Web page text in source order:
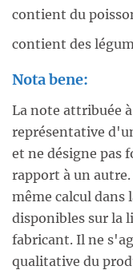
contient du
contient des
Nota bene:
La note attribuée
représentative
et ne désigne pas
rapport à un
même calcul
disponibles sur la
fabricant. Il ne
qualitative du